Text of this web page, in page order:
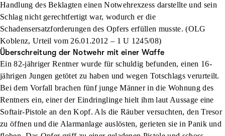
Handlung des Beklagten einen Notwehrexzess darstellte und sein
Schlag nicht gerechtfertigt war, wodurch er die
Schadensersatzforderungen des Opfers erfüllen musste. (OLG
Koblenz, Urteil vom 26.01.2012 – 1 U 1245/08)
Überschreitung der Notwehr mit einer Waffe
Ein 82-jähriger Rentner wurde für schuldig befunden, einen 16-
jährigen Jungen getötet zu haben und wegen Totschlags verurteilt.
Bei dem Vorfall brachen fünf junge Männer in die Wohnung des
Rentners ein, einer der Eindringlinge hielt ihm laut Aussage eine
Softair-Pistole an den Kopf. Als die Räuber versuchten, den Tresor
zu öffnen und die Alarmanlage auslösten, gerieten sie in Panik und